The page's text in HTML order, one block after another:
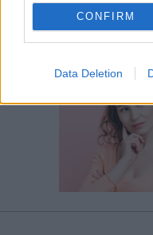
CONFIRM
Data Deletion